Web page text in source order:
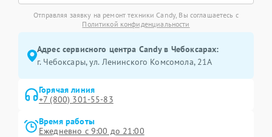
Отправляя заявку на ремонт техники Candy, Вы соглашаетесь с
Политикой конфиденциальности
Адрес сервисного центра Candy в Чебоксарах:
г. Чебоксары, ул. Ленинского Комсомола, 21А
Горячая линия
+7 (800) 301-55-83
Время работы
Ежедневно с 9:00 до 21:00